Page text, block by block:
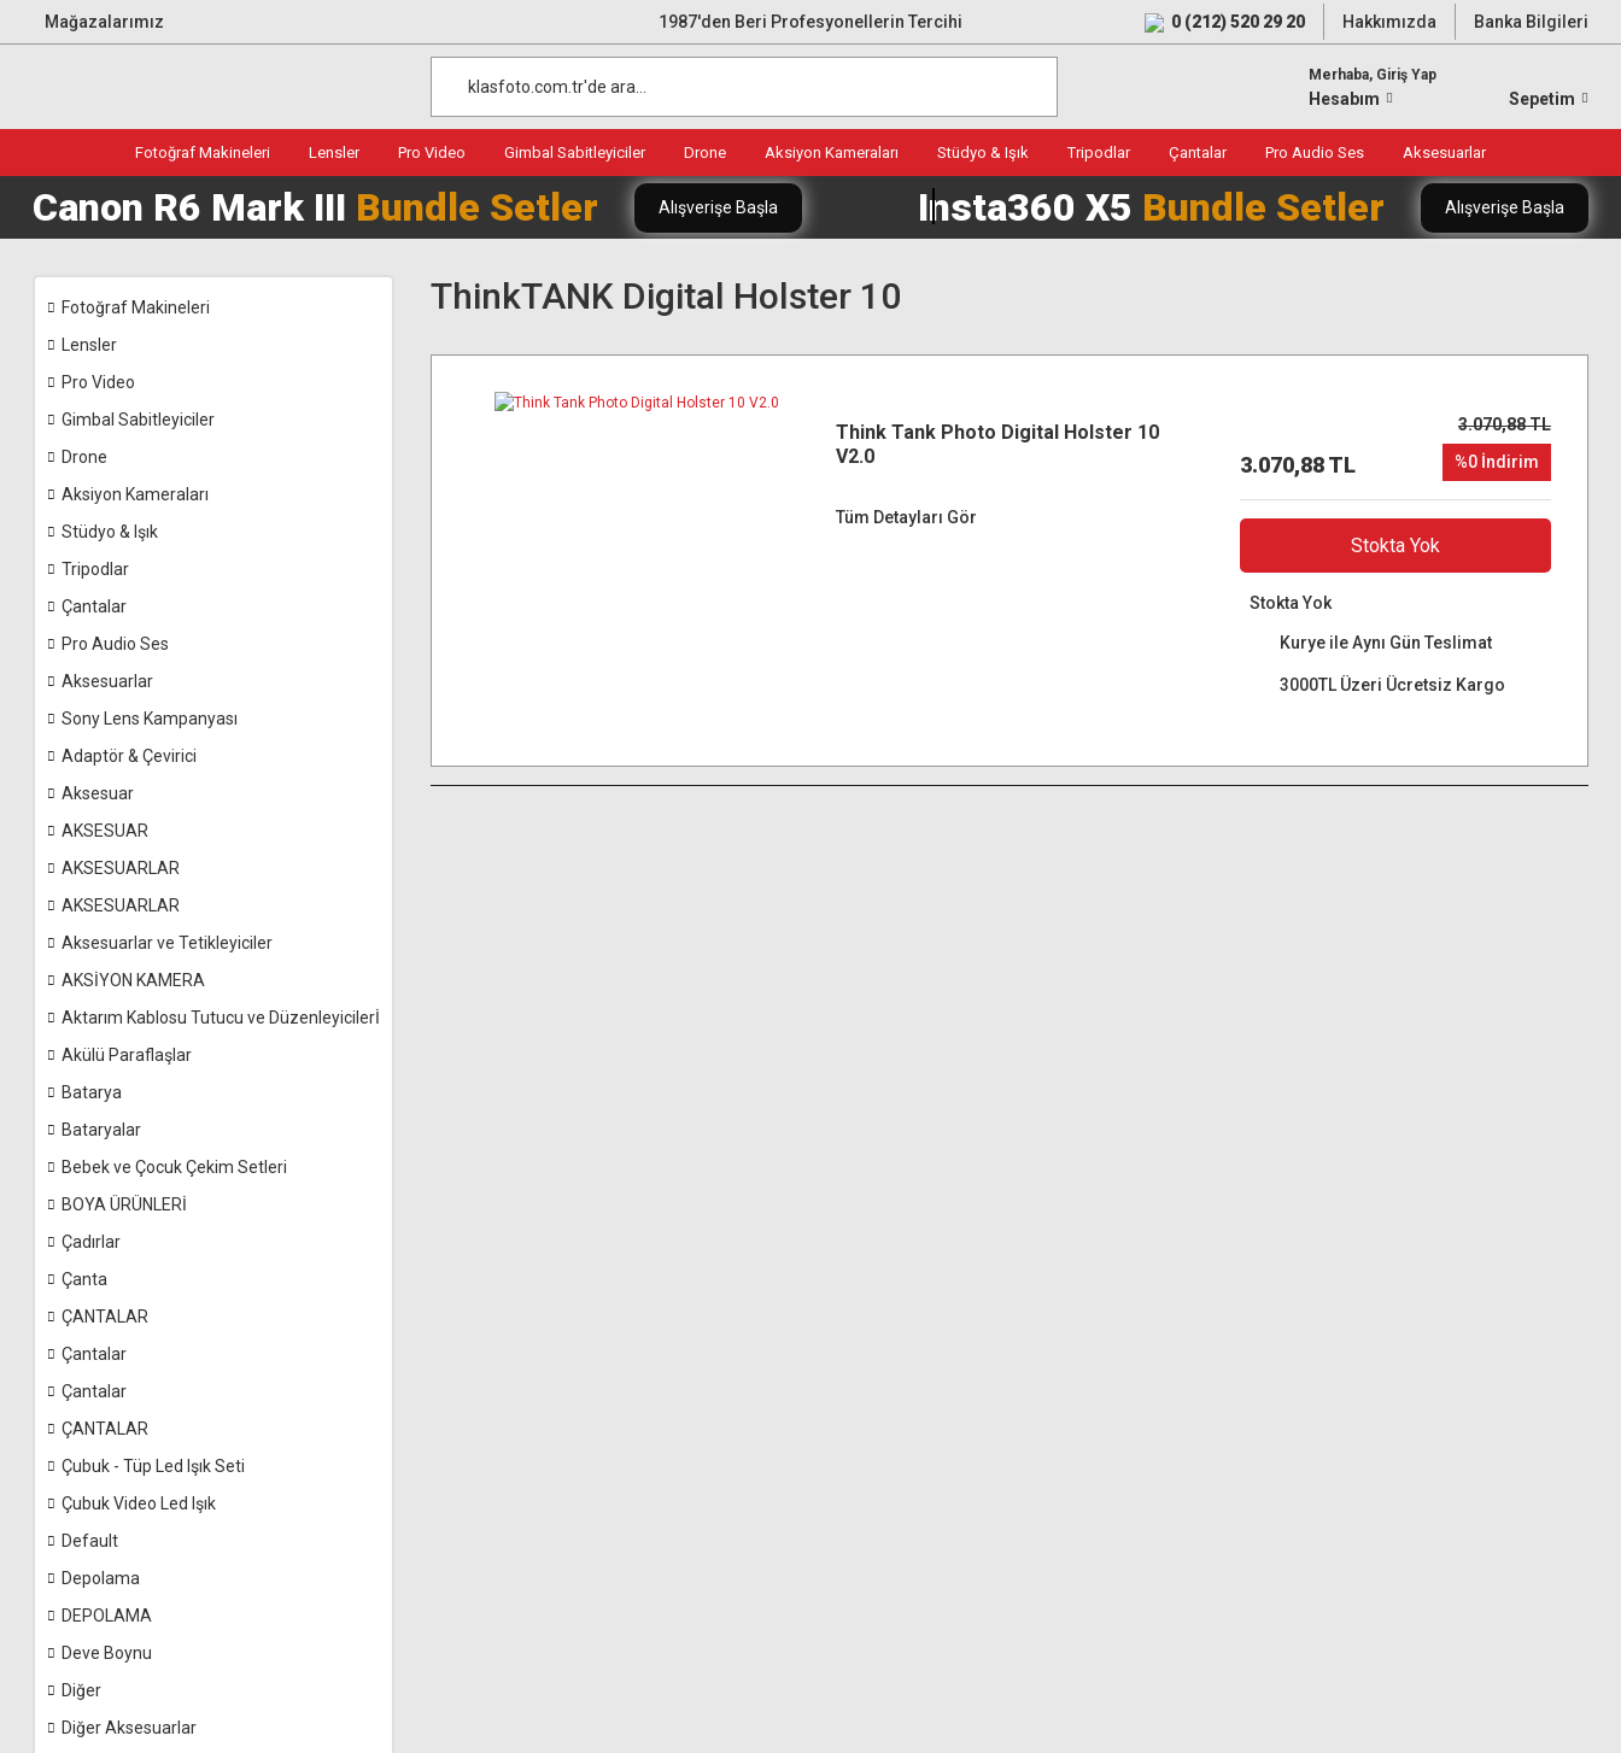
Mağazalarımız 1987'den Beri Profesyonellerin Tercihi 0 (212) 520 29 20 Hakkımızda Banka Bilgileri
Merhaba, Giriş Yap
Hesabım Sepetim
Fotoğraf Makineleri Lensler Pro Video Gimbal Sabitleyiciler Drone Aksiyon Kameraları Stüdyo & Işık Tripodlar Çantalar Pro Audio Ses Aksesuarlar
Canon R6 Mark III Bundle Setler Alışverişe Başla Insta360 X5 Bundle Setler Alışverişe Başla
Fotoğraf Makineleri
Lensler
Pro Video
Gimbal Sabitleyiciler
Drone
Aksiyon Kameraları
Stüdyo & Işık
Tripodlar
Çantalar
Pro Audio Ses
Aksesuarlar
Sony Lens Kampanyası
Adaptör & Çevirici
Aksesuar
AKSESUAR
AKSESUARLAR
AKSESUARLAR
Aksesuarlar ve Tetikleyiciler
AKSİYON KAMERA
Aktarım Kablosu Tutucu ve Düzenleyicilerİ
Akülü Paraflaşlar
Batarya
Bataryalar
Bebek ve Çocuk Çekim Setleri
BOYA ÜRÜNLERİ
Çadırlar
Çanta
ÇANTALAR
Çantalar
Çantalar
ÇANTALAR
Çubuk - Tüp Led Işık Seti
Çubuk Video Led Işık
Default
Depolama
DEPOLAMA
Deve Boynu
Diğer
Diğer Aksesuarlar
ThinkTANK Digital Holster 10
Think Tank Photo Digital Holster 10
V2.0
Tüm Detayları Gör
3.070,88 TL
3.070,88 TL
%0 İndirim
Stokta Yok
Stokta Yok
Kurye ile Aynı Gün Teslimat
3000TL Üzeri Ücretsiz Kargo